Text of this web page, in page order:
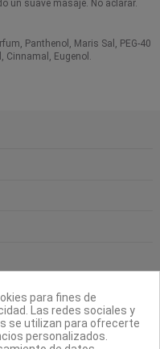
un suave masaje. No aclarar.
Panthenol, Maris Sal, PEG-40
Cinnamal, Eugenol.
para fines de
Las redes sociales y
se utilizan para ofrecerte
personalizados.